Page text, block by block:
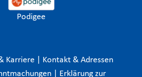
Podigee
Karriere
Kontakt & Adressen
Erklärung zur